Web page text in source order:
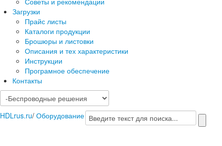
Загрузки
Прайс листы
Каталоги продукции
Брошюры и листовки
Описания и тех характеристики
Инструкции
Програмное обеспечение
Контакты
HDLrus.ru/ Оборудование